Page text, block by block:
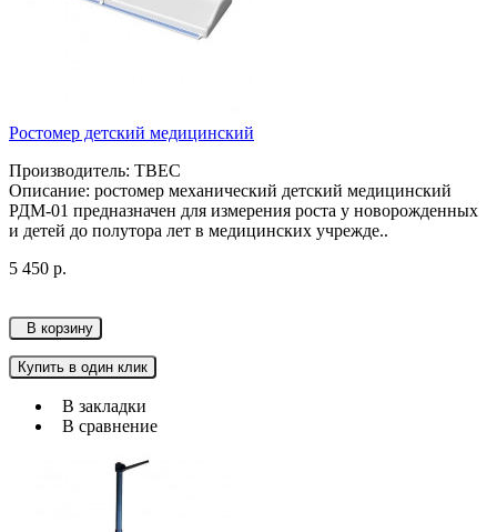
Ростомер детский медицинский
Производитель: ТВЕС
Описание: ростомер механический детский медицинский
РДМ-01 предназначен для измерения роста у новорожденных
и детей до полутора лет в медицинских учрежде..
5 450 р.
В корзину
Купить в один клик
В закладки
В сравнение